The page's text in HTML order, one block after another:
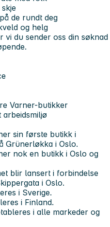
de rundt deg
og helg
vi du sender oss din søknad
Varner-butikker
sin første butikk i
Grünerløkka i Oslo.
nok en butikk i Oslo og
blir lansert i forbindelse
i Oslo.
i Sverige.
i Finland.
i alle markeder og